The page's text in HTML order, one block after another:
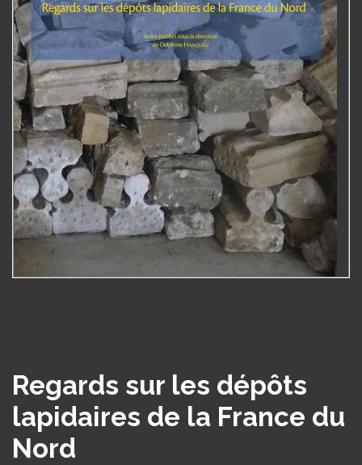
Regards sur les dépôts
lapidaires de la France du
Nord